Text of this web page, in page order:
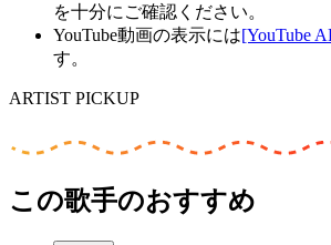
を十分にご確認ください。
YouTube動画の表示には[YouTube
す。
ARTIST PICKUP
この歌手のおすすめ